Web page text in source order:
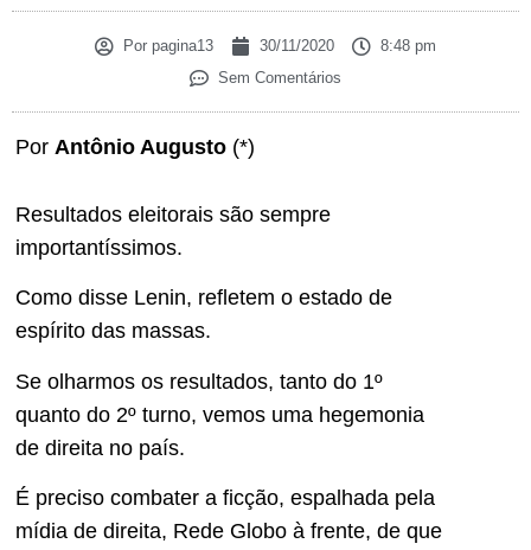
Por pagina13 30/11/2020
8:48 pm
Sem Comentários
Por Antônio Augusto (*)
Resultados eleitorais são sempre
importantíssimos.
Como disse Lenin, refletem o estado de
espírito das massas.
Se olharmos os resultados, tanto do 1º
quanto do 2º turno, vemos uma hegemonia
de direita no país.
É preciso combater a ficção, espalhada pela
mídia de direita, Rede Globo à frente, de que